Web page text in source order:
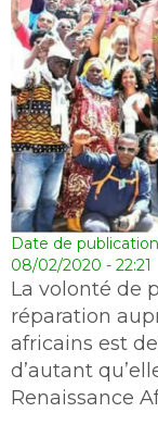
Date de publication
08/02/2020 - 22:21
La volonté de
réparation
africains est
d’autant
Renaissance